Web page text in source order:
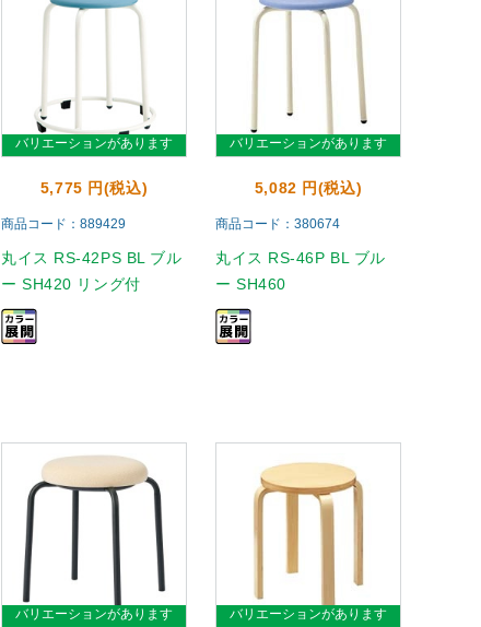
バリエーションがあります
5,775 円(税込)
商品コード：889429
丸イス RS-42PS BL ブル
ー SH420 リング付
バリエーションがあります
5,082 円(税込)
商品コード：380674
丸イス RS-46P BL ブル
ー SH460
バリエーションがあります バリエーションがあります